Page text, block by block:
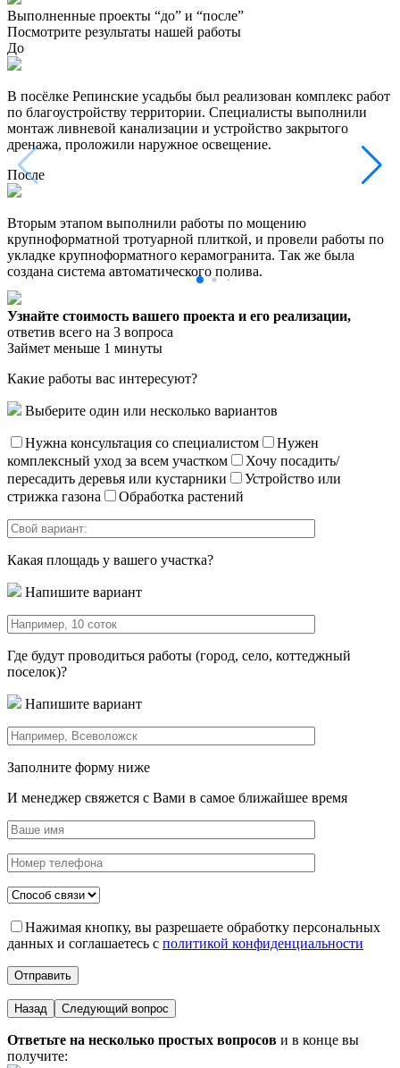
Выполненные проекты “до” и “после”
Посмотрите результаты нашей работы
До
В посёлке Репинские усадьбы был реализован комплекс работ
по благоустройству территории. Специалисты выполнили
монтаж ливневой канализации и устройство закрытого
дренажа, проложили наружное освещение.
После
Вторым этапом выполнили работы по мощению
крупноформатной тротуарной плиткой, и провели работы по
укладке крупноформатного керамогранита. Так же была
создана система автоматического полива.
Узнайте стоимость вашего проекта и его реализации,
ответив всего на 3 вопроса
Займет меньше 1 минуты
Какие работы вас интересуют?
Выберите один или несколько вариантов
Нужна консультация со специалистом
Нужен
комплексный уход за всем участком
Хочу посадить/
пересадить деревья или кустарники
Устройство или
стрижка газона
Обработка растений
Какая площадь у вашего участка?
Напишите вариант
Где будут проводиться работы (город, село, коттеджный
поселок)?
Напишите вариант
Заполните форму ниже
И менеджер свяжется с Вами в самое ближайшее время
Нажимая кнопку, вы разрешаете обработку персональных
данных и соглашаетесь с политикой конфиденциальности
Назад Следующий вопрос
Ответьте на несколько простых вопросов и в конце вы
получите: